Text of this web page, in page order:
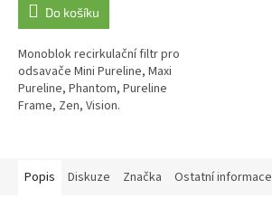
Do košíku
Monoblok recirkulační filtr pro
odsavače Mini Pureline, Maxi
Pureline, Phantom, Pureline
Frame, Zen, Vision.
Popis Diskuze Značka Ostatní informace